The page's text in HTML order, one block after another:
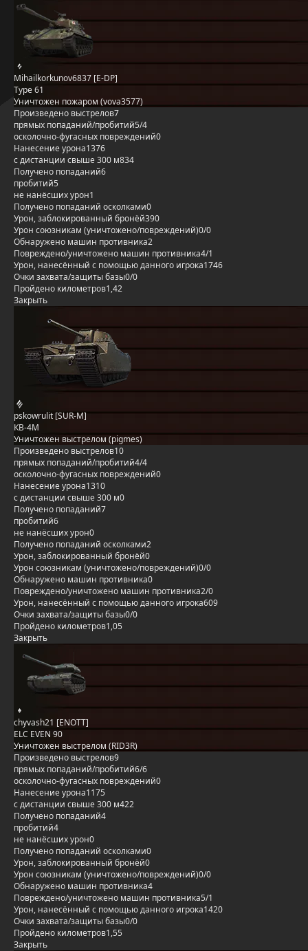
Mihailkorkunov6837 [E-DP]
Type 61
Уничтожен пожаром (vova3577)
Произведено выстрелов7
прямых попаданий/пробитий5/4
осколочно-фугасных повреждений0
Нанесение урона1376
с дистанции свыше 300 м834
Получено попаданий6
пробитий5
не нанёсших урон1
Получено попаданий осколками0
Урон, заблокированный бронёй390
Урон союзникам (уничтожено/повреждений)0/0
Обнаружено машин противника2
Повреждено/уничтожено машин противника4/1
Урон, нанесённый с помощью данного игрока1746
Очки захвата/защиты базы0/0
Пройдено километров1,42
Закрыть
pskowrulit [SUR-M]
КВ-4М
Уничтожен выстрелом (pigmes)
Произведено выстрелов10
прямых попаданий/пробитий4/4
осколочно-фугасных повреждений0
Нанесение урона1310
с дистанции свыше 300 м0
Получено попаданий7
пробитий6
не нанёсших урон0
Получено попаданий осколками2
Урон, заблокированный бронёй0
Урон союзникам (уничтожено/повреждений)0/0
Обнаружено машин противника0
Повреждено/уничтожено машин противника2/0
Урон, нанесённый с помощью данного игрока609
Очки захвата/защиты базы0/0
Пройдено километров1,05
Закрыть
chyvash21 [ENOTT]
ELC EVEN 90
Уничтожен выстрелом (RID3R)
Произведено выстрелов9
прямых попаданий/пробитий6/6
осколочно-фугасных повреждений0
Нанесение урона1175
с дистанции свыше 300 м422
Получено попаданий4
пробитий4
не нанёсших урон0
Получено попаданий осколками0
Урон, заблокированный бронёй0
Урон союзникам (уничтожено/повреждений)0/0
Обнаружено машин противника4
Повреждено/уничтожено машин противника5/1
Урон, нанесённый с помощью данного игрока1420
Очки захвата/защиты базы0/0
Пройдено километров1,55
Закрыть